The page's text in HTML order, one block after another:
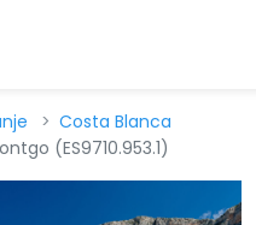
Costa Blanca
(ES9710.953.1)